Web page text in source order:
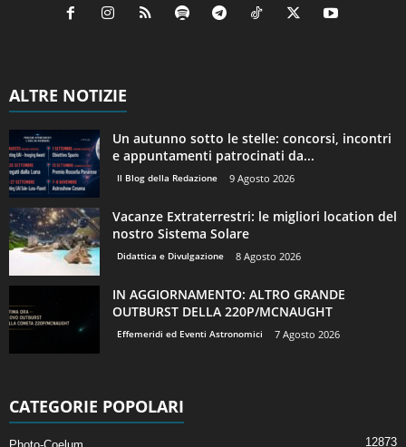
ALTRE NOTIZIE
Un autunno sotto le stelle: concorsi, incontri
e appuntamenti patrocinati da...
Il Blog della Redazione 9 Agosto 2026
Vacanze Extraterrestri: le migliori location del
nostro Sistema Solare
Didattica e Divulgazione 8 Agosto 2026
IN AGGIORNAMENTO: ALTRO GRANDE
OUTBURST DELLA 220P/MCNAUGHT
Effemeridi ed Eventi Astronomici 7 Agosto 2026
CATEGORIE POPOLARI
12873